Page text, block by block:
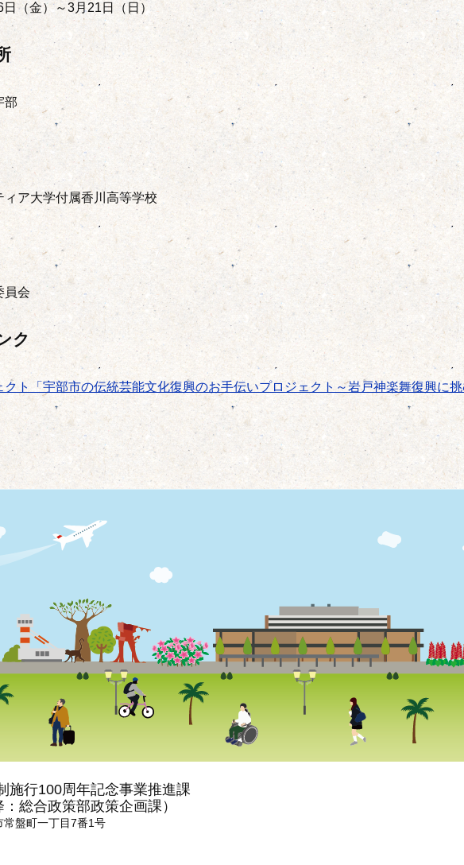
（金）～3月21日（日）
部
ィア大学付属香川高等学校
員会
ク
クト「宇部市の伝統芸能文化復興のお手伝いプロジェクト～岩戸神楽舞復興に
施行100周年記念事業推進課
総合政策部政策企画課）
盤町一丁目7番1号